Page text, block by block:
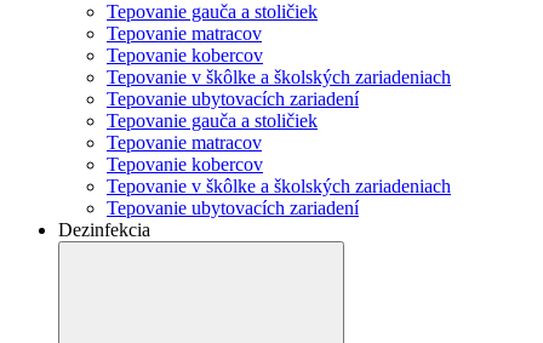
Tepovanie gauča a stoličiek
Tepovanie matracov
Tepovanie kobercov
Tepovanie v škôlke a školských zariadeniach
Tepovanie ubytovacích zariadení
Tepovanie gauča a stoličiek
Tepovanie matracov
Tepovanie kobercov
Tepovanie v škôlke a školských zariadeniach
Tepovanie ubytovacích zariadení
Dezinfekcia